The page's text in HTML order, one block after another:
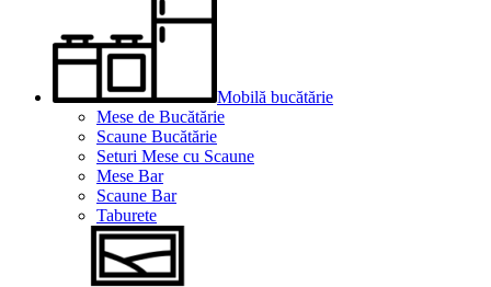
Mobilă bucătărie
Mese de Bucătărie
Scaune Bucătărie
Seturi Mese cu Scaune
Mese Bar
Scaune Bar
Taburete